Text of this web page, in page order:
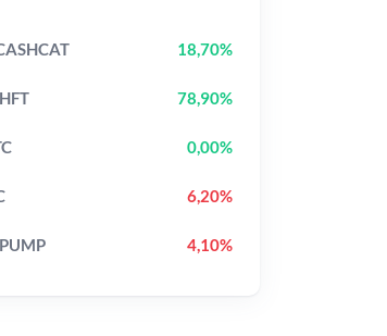
18,70%
HFT 78,90%
0,00%
6,20%
PUMP 4,10%